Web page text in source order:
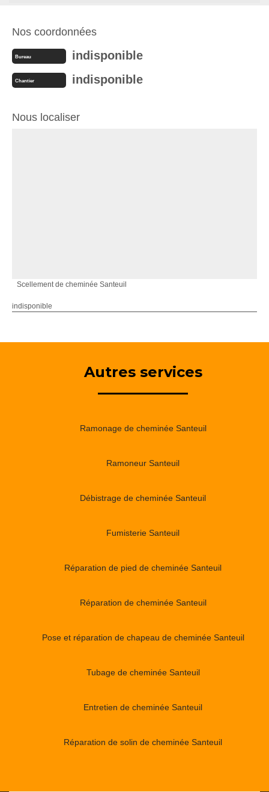
Nos coordonnées
Bureau indisponible
Chantier indisponible
Nous localiser
Scellement de cheminée Santeuil
indisponible
Autres services
Ramonage de cheminée Santeuil
Ramoneur Santeuil
Débistrage de cheminée Santeuil
Fumisterie Santeuil
Réparation de pied de cheminée Santeuil
Réparation de cheminée Santeuil
Pose et réparation de chapeau de cheminée Santeuil
Tubage de cheminée Santeuil
Entretien de cheminée Santeuil
Réparation de solin de cheminée Santeuil